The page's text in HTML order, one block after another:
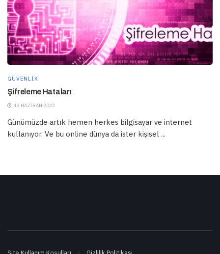
GÜVENLIK
Şifreleme Hataları
13 HAZIRAN 2022
Günümüzde artık hemen herkes bilgisayar ve internet
kullanıyor. Ve bu online dünya da ister kişisel ...